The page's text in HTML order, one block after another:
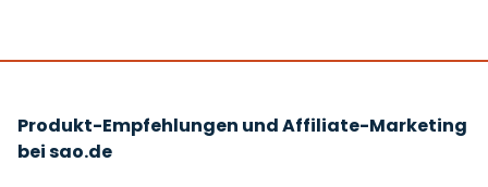
Produkt-Empfehlungen und Affiliate-Marketing
bei sao.de